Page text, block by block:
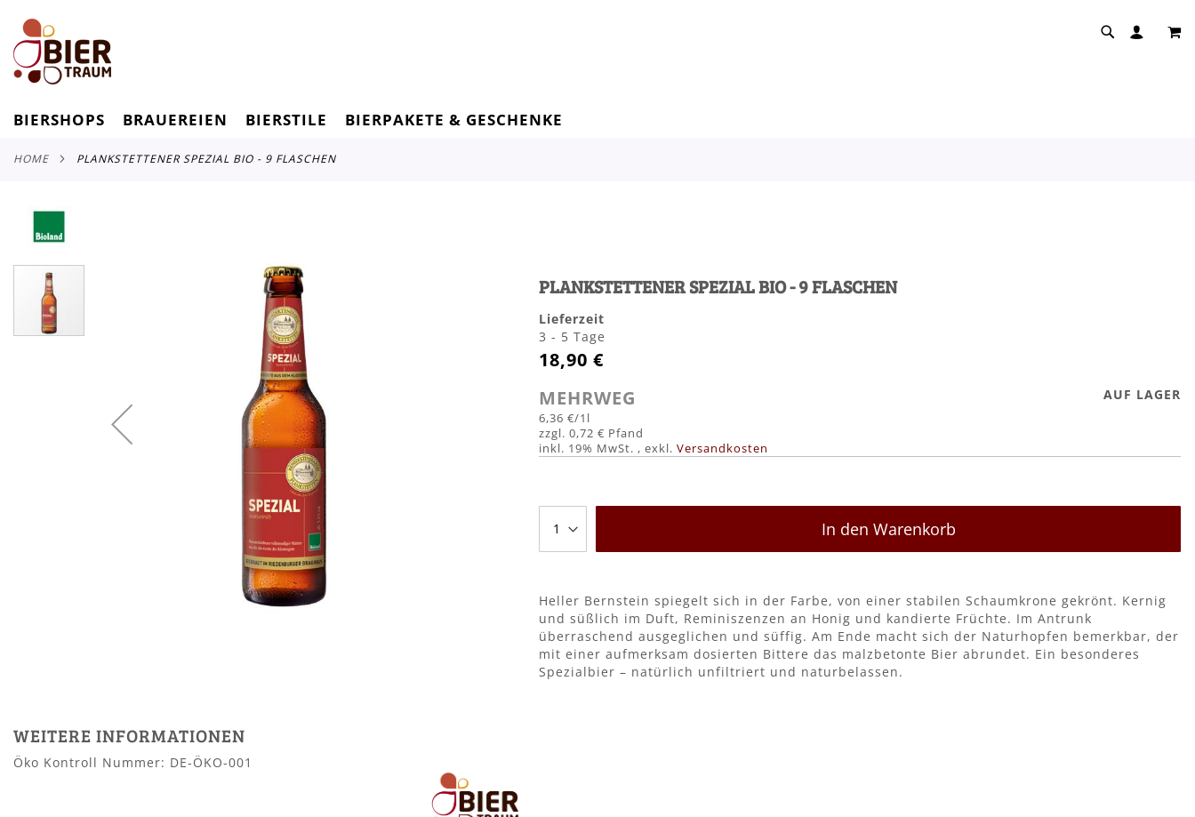
BIERSHOPS BRAUEREIEN BIERSTILE BIERPAKETE & GESCHENKE
HOME PLANKSTETTENER SPEZIAL BIO - 9 FLASCHEN
PLANKSTETTENER SPEZIAL BIO - 9 FLASCHEN
Lieferzeit
3 - 5 Tage
18,90 €
MEHRWEG
6,36 €/1l
0,72 €
inkl. 19% MwSt. ,exkl.Versandkosten
AUF LAGER
In den Warenkorb
Heller Bernstein spiegelt sich in der Farbe, von einer stabilen Schaumkrone gekrönt. Kernig
und süßlich im Duft, Reminiszenzen an Honig und kandierte Früchte. Im Antrunk
überraschend ausgeglichen und süffig. Am Ende macht sich der Naturhopfen bemerkbar, der
mit einer aufmerksam dosierten Bittere das malzbetonte Bier abrundet. Ein besonderes
Spezialbier – natürlich unfiltriert und naturbelassen.
Ende
der
springen
springen
WEITERE INFORMATIONEN
Öko Kontroll Nummer: DE-ÖKO-001